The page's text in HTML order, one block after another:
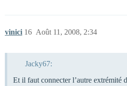
vinici Août 11, 2008, 2:34
16
Jacky67:
Et il faut connecter l’autre extrémité